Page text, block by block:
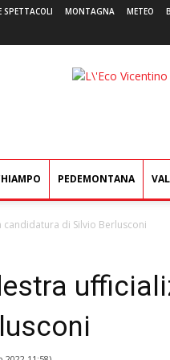
SPETTACOLI MONTAGNA METEO
L'Eco
PEDEMONTANA
di Silvio Berlusconi